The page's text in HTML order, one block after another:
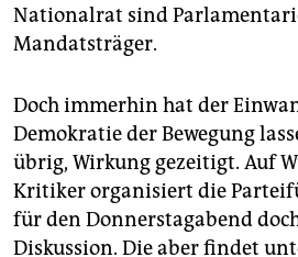
Nationalrat sind
Mandatsträger.
Doch immerhin hat der
Demokratie der Bewegung
übrig, Wirkung gezeitigt. Auf
Kritiker organisiert die
für den Donnerstagabend
Diskussion. Die aber findet